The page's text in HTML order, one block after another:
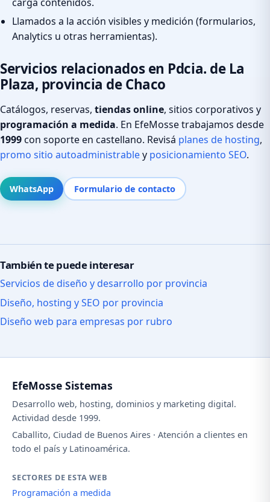
Llamados a la acción visibles y medición (formularios,
Analytics u otras herramientas).
Servicios relacionados en Pdcia. de La
Plaza, provincia de Chaco
Catálogos, reservas, tiendas online, sitios corporativos y
programación a medida. En EfeMosse trabajamos desde
1999con soporte en castellano. Revisá planes de hosting,
promo sitio autoadministrabley posicionamiento SEO.
WhatsApp Formulario de contacto
También te puede interesar
Servicios de diseño y desarrollo por provincia
Diseño, hosting y SEO por provincia
Diseño web para empresas por rubro
EfeMosse Sistemas
Desarrollo web, hosting, dominios y marketing digital.
Actividad desde 1999.
Caballito, Ciudad de Buenos Aires · Atención a clientes en
todo el país y Latinoamérica.
SECTORES DE ESTA WEB
Programación a medida